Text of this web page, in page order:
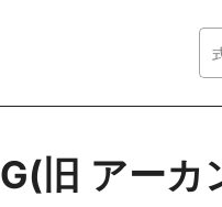
旧 アーカ